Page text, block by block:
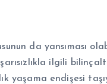
da yansıması
ilgili
yaşama endişesi